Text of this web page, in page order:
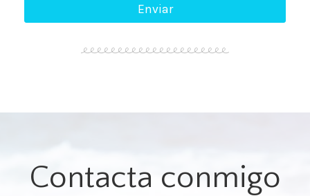
Enviar
Contacta conmigo